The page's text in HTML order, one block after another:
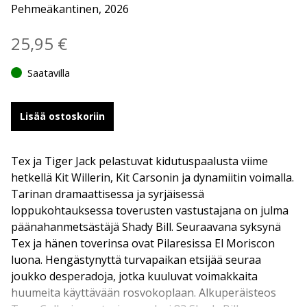
Pehmeäkantinen, 2026
25,95 €
Saatavilla
Lisää ostoskoriin
Tex ja Tiger Jack pelastuvat kidutuspaalusta viime
hetkellä Kit Willerin, Kit Carsonin ja dynamiitin voimalla.
Tarinan dramaattisessa ja syrjäisessä
loppukohtauksessa toverusten vastustajana on julma
päänahanmetsästäjä Shady Bill. Seuraavana syksynä
Tex ja hänen toverinsa ovat Pilaresissa El Moriscon
luona. Hengästynyttä turvapaikan etsijää seuraa
joukko desperadoja, jotka kuuluvat voimakkaita
huumeita käyttävään rosvokoplaan. Alkuperäisteos